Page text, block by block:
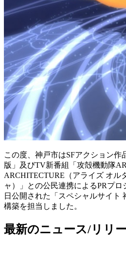
この度、神戸市はSFアクション作
版」及びTV新番組「攻殻機動隊
ARCHITECTURE（アライズ オル
ャ）」との公民連携によるPRプロ
日公開された「スペシャルサイト
構築を担当しました。
最新のニュース/リリ